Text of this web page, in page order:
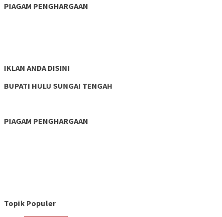
PIAGAM PENGHARGAAN
IKLAN ANDA DISINI
BUPATI HULU SUNGAI TENGAH
PIAGAM PENGHARGAAN
Topik Populer